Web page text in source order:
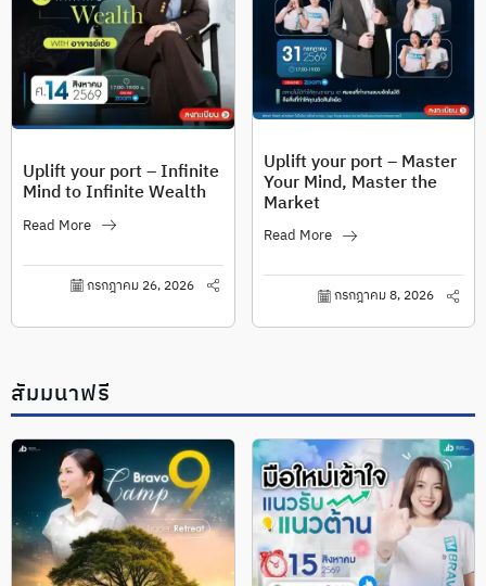
Uplift your port – Infinite
Mind to Infinite Wealth
Read More
กรกฎาคม 26, 2026
Uplift your port – Master
Your Mind, Master the
Market
Read More
กรกฎาคม 8, 2026
สัมมนาฟรี